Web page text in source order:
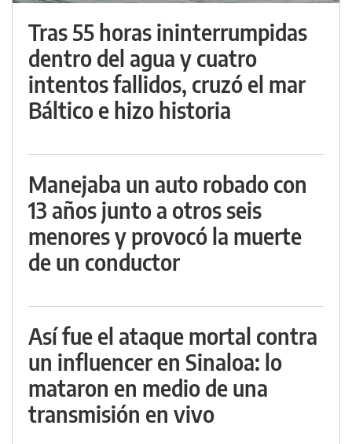
Tras 55 horas ininterrumpidas
dentro del agua y cuatro
intentos fallidos, cruzó el mar
Báltico e hizo historia
Manejaba un auto robado con
13 años junto a otros seis
menores y provocó la muerte
de un conductor
Así fue el ataque mortal contra
un influencer en Sinaloa: lo
mataron en medio de una
transmisión en vivo